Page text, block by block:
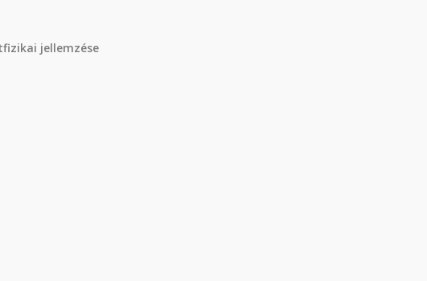
jellemzése